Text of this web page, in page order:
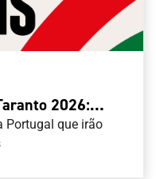
2026:
Portugal que irão